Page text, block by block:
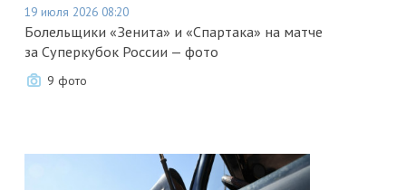
19 июля 2026 08:20
Болельщики «Зенита» и «Спартака» на матче
за Суперкубок России — фото
9 фото